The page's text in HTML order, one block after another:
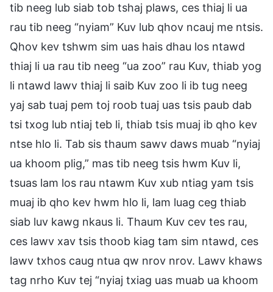
tib neeg lub siab tob tshaj plaws, ces thiaj li ua
rau tib neeg “nyiam” Kuv lub qhov ncauj me ntsis.
Qhov kev tshwm sim uas hais dhau los ntawd
thiaj li ua rau tib neeg “ua zoo” rau Kuv, thiab yog
li ntawd lawv thiaj li saib Kuv zoo li ib tug neeg
yaj sab tuaj pem toj roob tuaj uas tsis paub dab
tsi txog lub ntiaj teb li, thiab tsis muaj ib qho kev
ntse hlo li. Tab sis thaum sawv daws muab “nyiaj
ua khoom plig,” mas tib neeg tsis hwm Kuv li,
tsuas lam los rau ntawm Kuv xub ntiag yam tsis
muaj ib qho kev hwm hlo li, lam luag ceg thiab
siab luv kawg nkaus li. Thaum Kuv cev tes rau,
ces lawv xav tsis thoob kiag tam sim ntawd, ces
lawv txhos caug ntua qw nrov nrov. Lawv khaws
tag nrho Kuv tej “nyiaj txiag uas muab ua khoom